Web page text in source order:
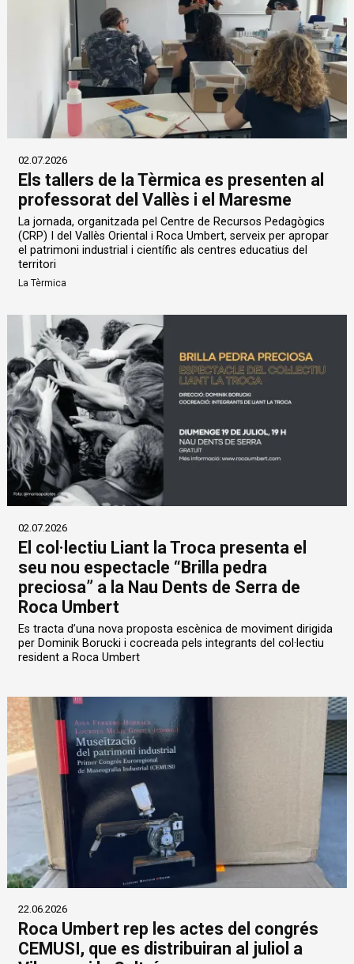
02.07.2026
Els tallers de la Tèrmica es presenten al
professorat del Vallès i el Maresme
La jornada, organitzada pel Centre de Recursos Pedagògics
(CRP) I del Vallès Oriental i Roca Umbert, serveix per apropar
el patrimoni industrial i científic als centres educatius del
territori
La Tèrmica
02.07.2026
El col·lectiu Liant la Troca presenta el
seu nou espectacle “Brilla pedra
preciosa” a la Nau Dents de Serra de
Roca Umbert
Es tracta d’una nova proposta escènica de moviment dirigida
per Dominik Borucki i cocreada pels integrants del col·lectiu
resident a Roca Umbert
22.06.2026
Roca Umbert rep les actes del congrés
CEMUSI, que es distribuiran al juliol a